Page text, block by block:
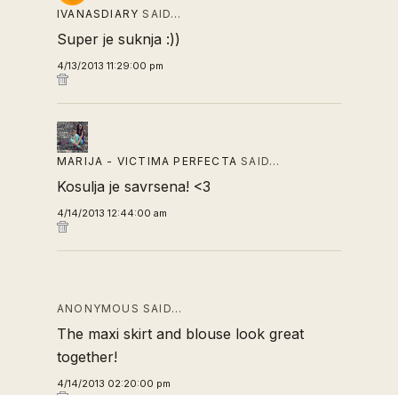
IVANASDIARY SAID…
Super je suknja :))
4/13/2013 11:29:00 pm
MARIJA - VICTIMA PERFECTA SAID…
Kosulja je savrsena! <3
4/14/2013 12:44:00 am
ANONYMOUS SAID…
The maxi skirt and blouse look great
together!
4/14/2013 02:20:00 pm